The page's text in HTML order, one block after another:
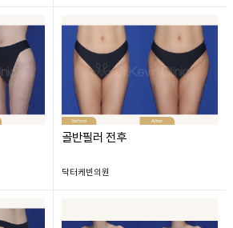
골반필러 전후
닥터케빈의원